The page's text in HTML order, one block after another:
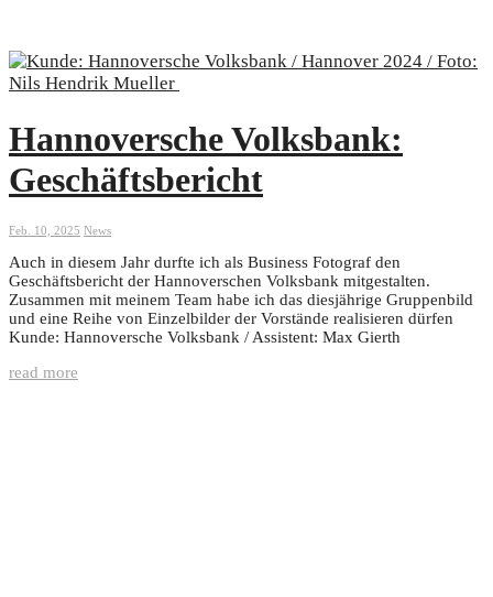
Hannoversche Volksbank:
Geschäftsbericht
Feb. 10, 2025 News
Auch in diesem Jahr durfte ich als Business Fotograf den
Geschäftsbericht der Hannoverschen Volksbank mitgestalten.
Zusammen mit meinem Team habe ich das diesjährige Gruppenbild
und eine Reihe von Einzelbilder der Vorstände realisieren dürfen
Kunde: Hannoversche Volksbank / Assistent: Max Gierth
read more